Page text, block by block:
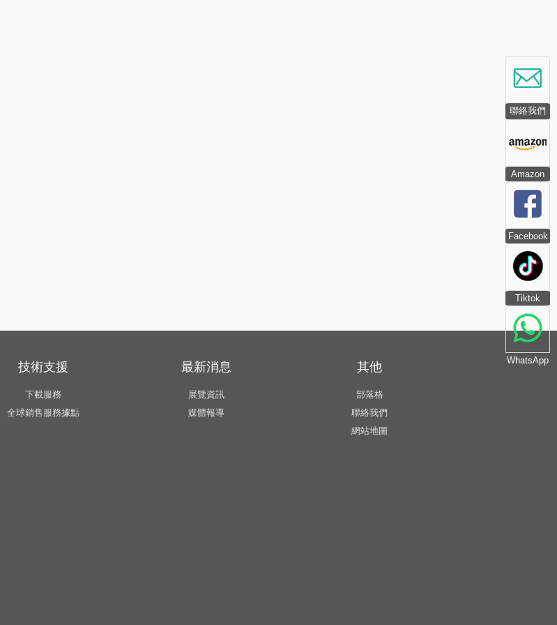
聯絡我們
Amazon
Facebook
Tiktok
WhatsApp
技術支援
下載服務
全球銷售服務據點
最新消息
展覽資訊
媒體報導
其他
部落格
聯絡我們
網站地圖